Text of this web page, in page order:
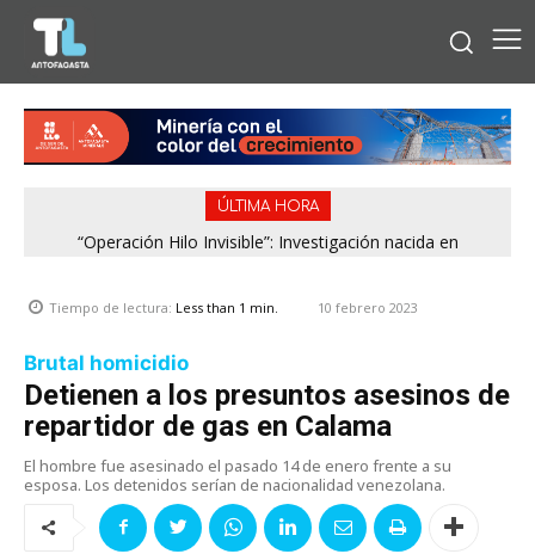
ÚLTIMA HORA
“Operación Hilo Invisible”: Investigación nacida en
Tiempo de lectura: Less than 1 min. 10 febrero 2023
Brutal homicidio
Detienen a los presuntos asesinos de
repartidor de gas en Calama
El hombre fue asesinado el pasado 14 de enero frente a su
esposa. Los detenidos serían de nacionalidad venezolana.